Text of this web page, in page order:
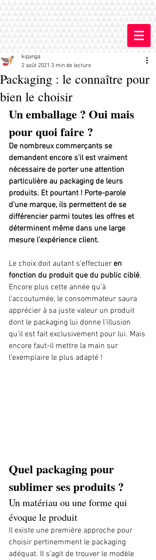
Packaging : le connaître pour
bien le choisir
kipanga
2 août 2021 3 min de lecture
Un emballage ? Oui mais
pour quoi faire ?
De nombreux commerçants se
demandent encore s’il est vraiment
nécessaire de porter une attention
particulière au packaging de leurs
produits. Et pourtant ! Porte-parole
d’une marque, ils permettent de se
différencier parmi toutes les offres et
déterminent même dans une large
mesure l’expérience client.
Le choix doit autant s’effectuer en
fonction du produit que du public ciblé.
Encore plus cette année qu’à
l’accoutumée, le consommateur saura
apprécier à sa juste valeur un produit
dont le packaging lui donne l’illusion
qu’il est fait exclusivement pour lui. Mais
encore faut-il mettre la main sur
l’exemplaire le plus adapté !
Quel packaging pour
sublimer ses produits ?
Un matériau ou une forme qui
évoque le produit
Il existe une première approche pour
choisir pertinemment le packaging
adéquat. Il s’agit de trouver le modèle